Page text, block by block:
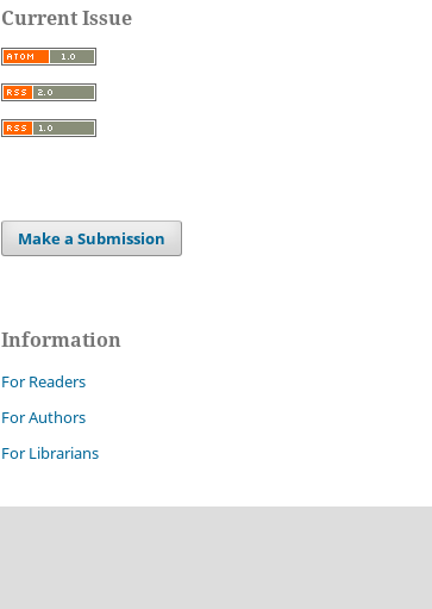
Current Issue
Make a Submission
Information
For Readers
For Authors
For Librarians